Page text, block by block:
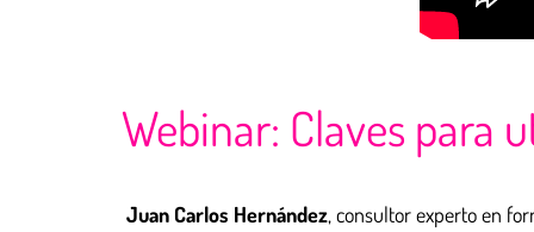
Webinar: Claves para
Juan Carlos Hernández, consultor experto en